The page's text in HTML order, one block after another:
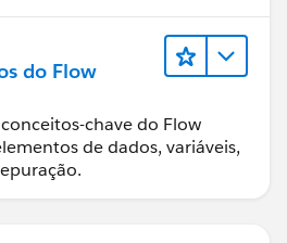
do Flow
chave do Flow
de dados, variáveis,